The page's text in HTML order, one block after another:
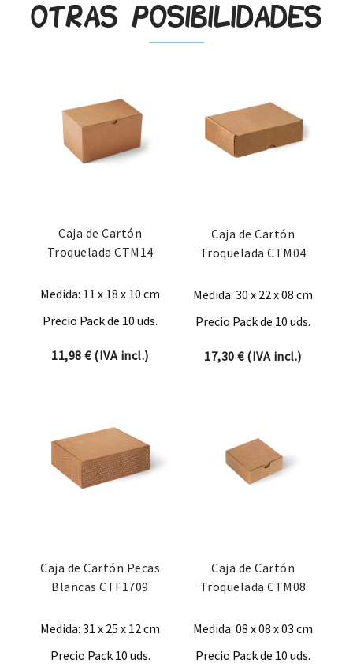
Otras posibilidades
Caja de Cartón
Troquelada CTM14
Medida: 11 x 18 x 10 cm
Precio Pack de 10 uds.
11,98€(IVA incl.)
Caja de Cartón
Troquelada CTM04
Medida: 30 x 22 x 08 cm
Precio Pack de 10 uds.
17,30€(IVA incl.)
Caja de Cartón Pecas
Blancas CTF1709
Medida: 31 x 25 x 12 cm
Precio Pack 10 uds.
Caja de Cartón
Troquelada CTM08
Medida: 08 x 08 x 03 cm
Precio Pack de 10 uds.